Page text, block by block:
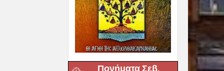
Πονήματα Σεβ.